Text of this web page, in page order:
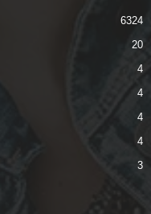
6324
20
4
4
4
4
3